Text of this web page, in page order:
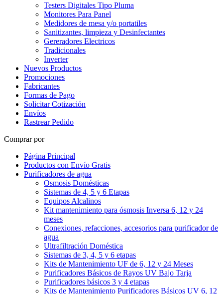
Testers Digitales Tipo Pluma
Monitores Para Panel
Medidores de mesa y/o portatiles
Sanitizantes, limpieza y Desinfectantes
Gereradores Electricos
Tradicionales
Inverter
Nuevos Productos
Promociones
Fabricantes
Formas de Pago
Solicitar Cotización
Envíos
Rastrear Pedido
Comprar por
Página Principal
Productos con Envío Gratis
Purificadores de agua
Osmosis Domésticas
Sistemas de 4, 5 y 6 Etapas
Equipos Alcalinos
Kit mantenimiento para ósmosis Inversa 6, 12 y 24
meses
Conexiones, refacciones, accesorios para purificador de
agua
Ultrafiltración Doméstica
Sistemas de 3, 4, 5 y 6 etapas
Kits de Mantenimiento UF de 6, 12 y 24 Meses
Purificadores Básicos de Rayos UV Bajo Tarja
Purificadores básicos 3 y 4 etapas
Kits de Mantenimiento Purificadores Básicos UV 6, 12